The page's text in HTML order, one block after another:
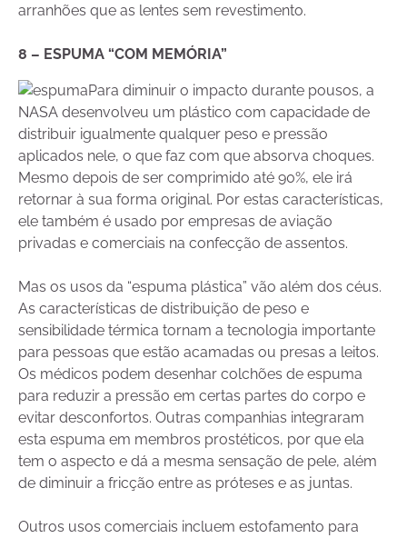
arranhões que as lentes sem revestimento.
8 – ESPUMA “COM MEMÓRIA”
Para diminuir o impacto durante pousos, a
NASA desenvolveu um plástico com capacidade de
distribuir igualmente qualquer peso e pressão
aplicados nele, o que faz com que absorva choques.
Mesmo depois de ser comprimido até 90%, ele irá
retornar à sua forma original. Por estas características,
ele também é usado por empresas de aviação
privadas e comerciais na confecção de assentos.
Mas os usos da “espuma plástica” vão além dos céus.
As características de distribuição de peso e
sensibilidade térmica tornam a tecnologia importante
para pessoas que estão acamadas ou presas a leitos.
Os médicos podem desenhar colchões de espuma
para reduzir a pressão em certas partes do corpo e
evitar desconfortos. Outras companhias integraram
esta espuma em membros prostéticos, por que ela
tem o aspecto e dá a mesma sensação de pele, além
de diminuir a fricção entre as próteses e as juntas.
Outros usos comerciais incluem estofamento para